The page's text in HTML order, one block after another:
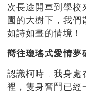
次長途開車到學校
園的大樹下，我們
如詩如畫的情境！
嚮往瓊瑤式愛情夢
認識柯時，我身處
裡，隻身奮鬥已經